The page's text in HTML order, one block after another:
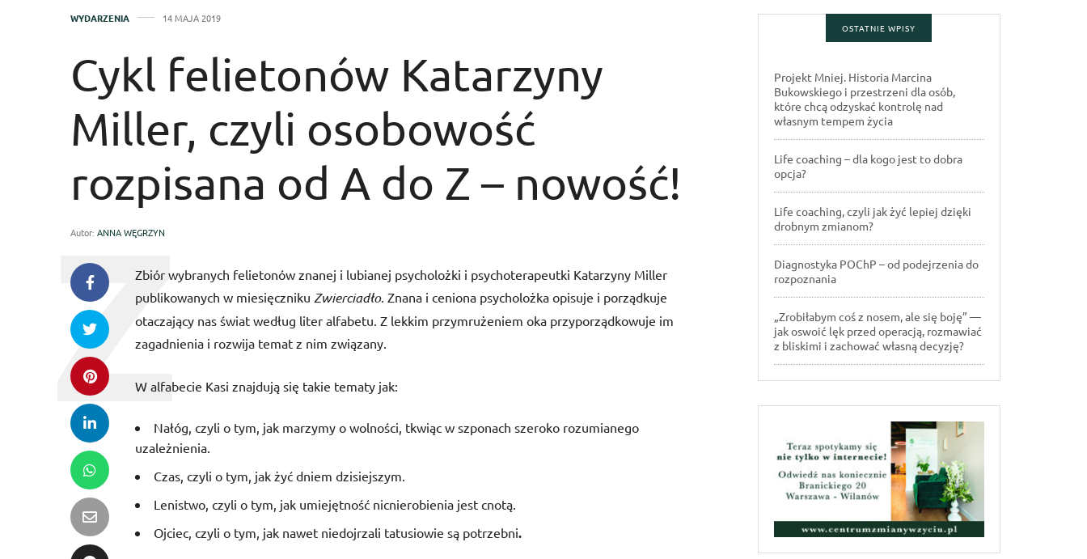
WYDARZENIA 14 MAJA 2019
Cykl felietonów Katarzyny
Miller, czyli osobowość
rozpisana od A do Z – nowość!
Autor: ANNA WĘGRZYN
Zbiór wybranych felietonów znanej i lubianej psycholożki i psychoterapeutki Katarzyny Miller
publikowanych w miesięczniku Zwierciadło. Znana i ceniona psycholożka opisuje i porządkuje
otaczający nas świat według liter alfabetu. Z lekkim przymrużeniem oka przyporządkowuje im
zagadnienia i rozwija temat z nim związany.
W alfabecie Kasi znajdują się takie tematy jak:
Nałóg, czyli o tym, jak marzymy o wolności, tkwiąc w szponach szeroko rozumianego
uzależnienia.
Czas, czyli o tym, jak żyć dniem dzisiejszym.
Lenistwo, czyli o tym, jak umiejętność nicnierobienia jest cnotą.
Ojciec, czyli o tym, jak nawet niedojrzali tatusiowie są potrzebni.
OSTATNIE WPISY
Projekt Mniej. Historia Marcina
Bukowskiego i przestrzeni dla osób,
które chcą odzyskać kontrolę nad
własnym tempem życia
Life coaching – dla kogo jest to dobra
opcja?
Life coaching, czyli jak żyć lepiej dzięki
drobnym zmianom?
Diagnostyka POChP – od podejrzenia do
rozpoznania
„Zrobiłabym coś z nosem, ale się boję” —
jak oswoić lęk przed operacją, rozmawiać
z bliskimi i zachować własną decyzję?